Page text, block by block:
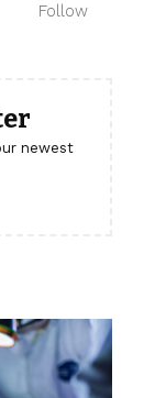
Follow
newest